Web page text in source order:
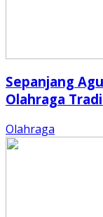
Sepanjang
Olahraga
Olahraga